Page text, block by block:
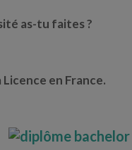
as-tu faites ?
Licence en France.